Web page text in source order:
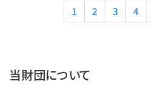
1 2 3 4
当財団について